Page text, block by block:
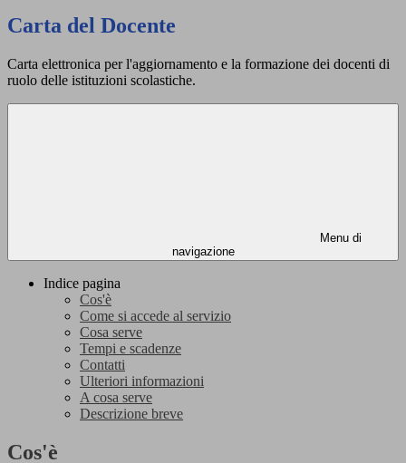
Carta del Docente
Carta elettronica per l'aggiornamento e la formazione dei docenti di
ruolo delle istituzioni scolastiche.
Menu di
navigazione
Indice pagina
Cos'è
Come si accede al servizio
Cosa serve
Tempi e scadenze
Contatti
Ulteriori informazioni
A cosa serve
Descrizione breve
Cos'è